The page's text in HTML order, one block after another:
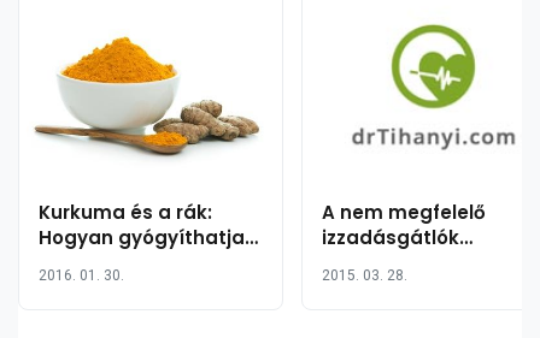
Kurkuma és a rák:
Hogyan gyógyíthatja
kórt?
2016. 01. 30.
A nem megfelelő
izzadásgátlók
mellékhatásai
2015. 03. 28.